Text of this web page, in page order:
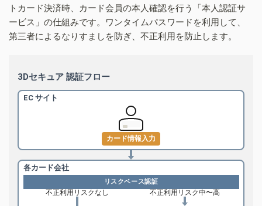
トカード決済時、カード会員の本人確認を行う「本人認証サ
ービス」の仕組みです。ワンタイムパスワードを利用して、
第三者によるなりすましを防ぎ、不正利用を防止します。
3Dセキュア 認証フロー
EC サイト
カード情報入力
各カード会社
リスクベース認証
不正利用リスクなし 不正利用リスク中〜高